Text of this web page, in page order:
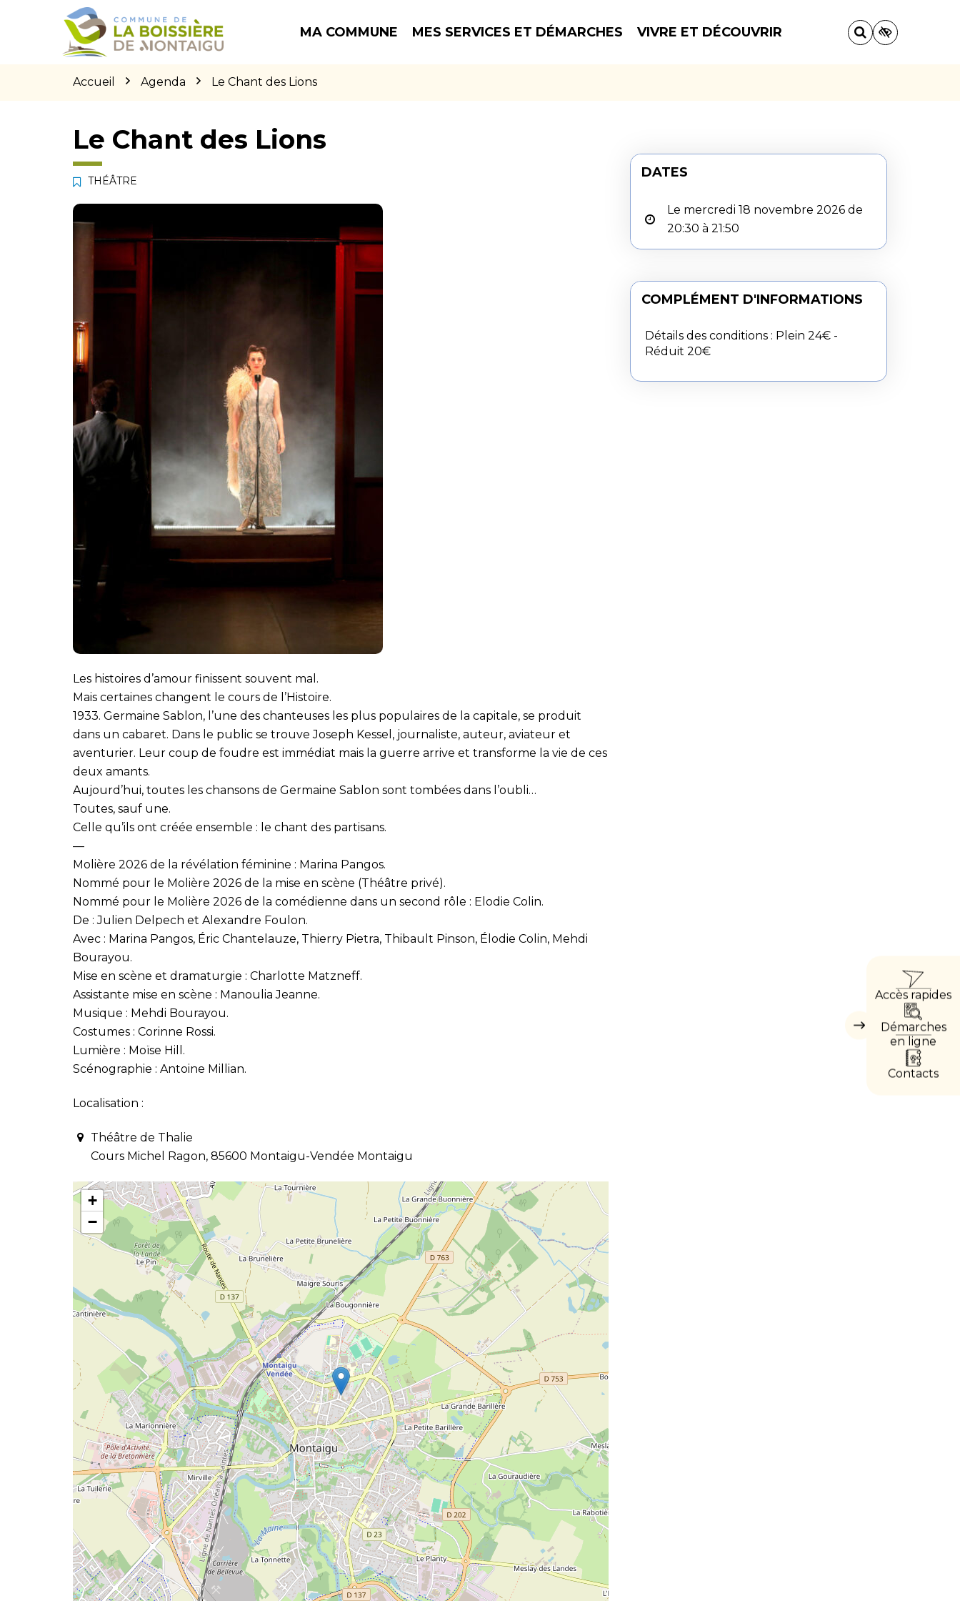
Gestion des traceurs
MA COMMUNE MES SERVICES ET DÉMARCHES VIVRE ET DÉCOUVRIR
Accueil Agenda Le Chant des Lions
Masquer
Accès rapides
Démarches
en ligne
Contacts
Le Chant des Lions
THÉÂTRE
Les histoires d’amour finissent souvent mal.
Mais certaines changent le cours de l’Histoire.
1933. Germaine Sablon, l’une des chanteuses les plus populaires de la capitale, se produit
dans un cabaret. Dans le public se trouve Joseph Kessel, journaliste, auteur, aviateur et
aventurier. Leur coup de foudre est immédiat mais la guerre arrive et transforme la vie de ces
deux amants.
Aujourd’hui, toutes les chansons de Germaine Sablon sont tombées dans l’oubli…
Toutes, sauf une.
Celle qu’ils ont créée ensemble : le chant des partisans.
—
Molière 2026 de la révélation féminine : Marina Pangos.
Nommé pour le Molière 2026 de la mise en scène (Théâtre privé).
Nommé pour le Molière 2026 de la comédienne dans un second rôle : Elodie Colin.
De : Julien Delpech et Alexandre Foulon.
Avec : Marina Pangos, Éric Chantelauze, Thierry Pietra, Thibault Pinson, Élodie Colin, Mehdi
Bourayou.
Mise en scène et dramaturgie : Charlotte Matzneff.
Assistante mise en scène : Manoulia Jeanne.
Musique : Mehdi Bourayou.
Costumes : Corinne Rossi.
Lumière : Moïse Hill.
Scénographie : Antoine Millian.
Localisation :
Théâtre de Thalie
Cours Michel Ragon, 85600 Montaigu-Vendée Montaigu
+
−
DATES
Le mercredi 18 novembre 2026 de
20:30 à 21:50
COMPLÉMENT D'INFORMATIONS
Détails des conditions : Plein 24€ -
Réduit 20€